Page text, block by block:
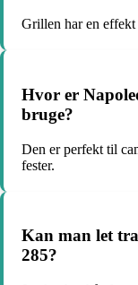
Grillen har en
Hvor er
bruge?
Den er perfekt til
fester.
Kan man let
285?